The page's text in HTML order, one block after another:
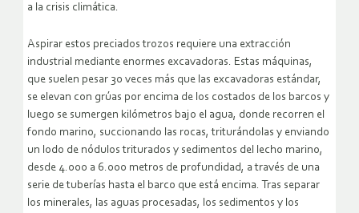
a la crisis climática.
Aspirar estos preciados trozos requiere una extracción
industrial mediante enormes excavadoras. Estas máquinas,
que suelen pesar 30 veces más que las excavadoras estándar,
se elevan con grúas por encima de los costados de los barcos y
luego se sumergen kilómetros bajo el agua, donde recorren el
fondo marino, succionando las rocas, triturándolas y enviando
un lodo de nódulos triturados y sedimentos del lecho marino,
desde 4.000 a 6.000 metros de profundidad, a través de una
serie de tuberías hasta el barco que está encima. Tras separar
los minerales, las aguas procesadas, los sedimentos y los